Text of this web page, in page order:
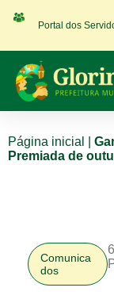
Portal dos
Página inicial
Premiada de
Comunica
dos